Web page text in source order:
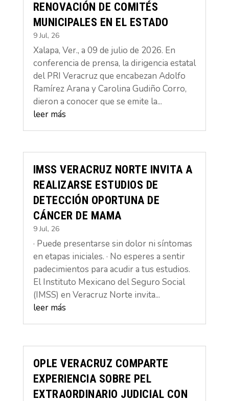
RENOVACIÓN DE COMITÉS
MUNICIPALES EN EL ESTADO
9 Jul, 26
Xalapa, Ver., a 09 de julio de 2026. En
conferencia de prensa, la dirigencia estatal
del PRI Veracruz que encabezan Adolfo
Ramírez Arana y Carolina Gudiño Corro,
dieron a conocer que se emite la...
leer más
IMSS VERACRUZ NORTE INVITA A
REALIZARSE ESTUDIOS DE
DETECCIÓN OPORTUNA DE
CÁNCER DE MAMA
9 Jul, 26
· Puede presentarse sin dolor ni síntomas
en etapas iniciales. · No esperes a sentir
padecimientos para acudir a tus estudios.
El Instituto Mexicano del Seguro Social
(IMSS) en Veracruz Norte invita...
leer más
OPLE VERACRUZ COMPARTE
EXPERIENCIA SOBRE PEL
EXTRAORDINARIO JUDICIAL CON